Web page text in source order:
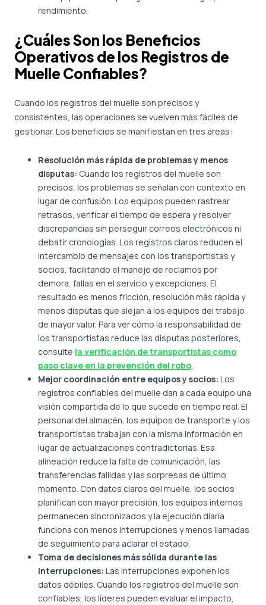
rendimiento.
¿Cuáles Son los Beneficios
Operativos de los Registros de
Muelle Confiables?
Cuando los registros del muelle son precisos y
consistentes, las operaciones se vuelven más fáciles de
gestionar. Los beneficios se manifiestan en tres áreas:
Resolución más rápida de problemas y menos
disputas: Cuando los registros del muelle son
precisos, los problemas se señalan con contexto en
lugar de confusión. Los equipos pueden rastrear
retrasos, verificar el tiempo de espera y resolver
discrepancias sin perseguir correos electrónicos ni
debatir cronologías. Los registros claros reducen el
intercambio de mensajes con los transportistas y
socios, facilitando el manejo de reclamos por
demora, fallas en el servicio y excepciones. El
resultado es menos fricción, resolución más rápida y
menos disputas que alejan a los equipos del trabajo
de mayor valor. Para ver cómo la responsabilidad de
los transportistas reduce las disputas posteriores,
consulte la verificación de transportistas como
paso clave en la prevención del robo.
Mejor coordinación entre equipos y socios: Los
registros confiables del muelle dan a cada equipo una
visión compartida de lo que sucede en tiempo real. El
personal del almacén, los equipos de transporte y los
transportistas trabajan con la misma información en
lugar de actualizaciones contradictorias. Esa
alineación reduce la falta de comunicación, las
transferencias fallidas y las sorpresas de último
momento. Con datos claros del muelle, los socios
planifican con mayor precisión, los equipos internos
permanecen sincronizados y la ejecución diaria
funciona con menos interrupciones y menos llamadas
de seguimiento para aclarar el estado.
Toma de decisiones más sólida durante las
interrupciones: Las interrupciones exponen los
datos débiles. Cuando los registros del muelle son
confiables, los líderes pueden evaluar el impacto,